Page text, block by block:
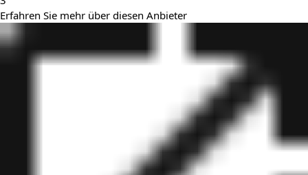
Erfahren Sie mehr über diesen Anbieter